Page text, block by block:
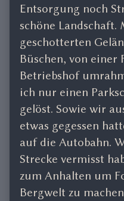
Entsorgung noch
schöne Landschaft.
geschotterten
Büschen, von einer
Betriebshof
ich nur einen
gelöst. Sowie wir
etwas gegessen
auf die Autobahn.
Strecke vermisst
zum Anhalten um
Bergwelt zu